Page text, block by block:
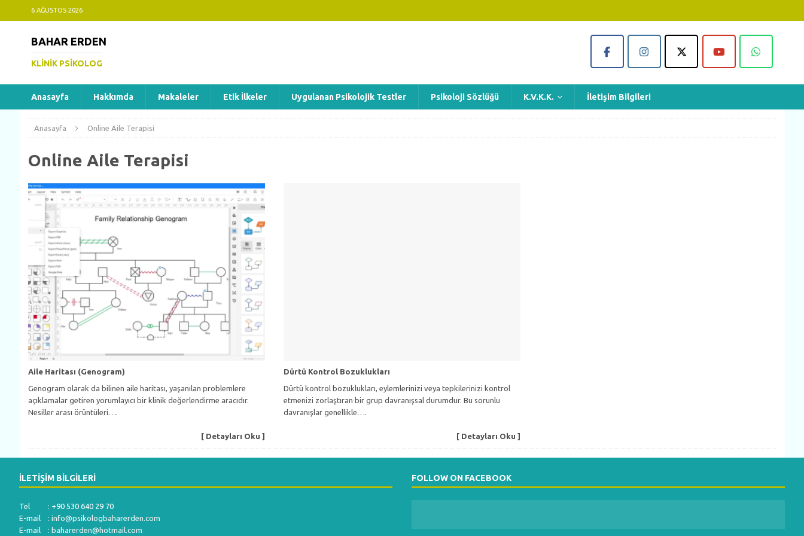
6 AĞUSTOS 2026
BAHAR ERDEN
KLINIK PSIKOLOG
Anasayfa Hakkımda Makaleler Etik İlkeler Uygulanan Psikolojik Testler Psikoloji Sözlüğü K.V.K.K. İletişim Bilgileri
Anasayfa Online Aile Terapisi
Online Aile Terapisi
Aile Haritası (Genogram)
Genogram olarak da bilinen aile haritası, yaşanılan problemlere
açıklamalar getiren yorumlayıcı bir klinik değerlendirme aracıdır.
Nesiller arası örüntüleri….
[ Detayları Oku ]
Dürtü Kontrol Bozuklukları
Dürtü kontrol bozuklukları, eylemlerinizi veya tepkilerinizi kontrol
etmenizi zorlaştıran bir grup davranışsal durumdur. Bu sorunlu
davranışlar genellikle….
[ Detayları Oku ]
İLETIŞIM BILGILERI
Tel : +90 530 640 29 70
E-mail : info@psikologbaharerden.com
E-mail : baharerden@hotmail.com
FOLLOW ON FACEBOOK